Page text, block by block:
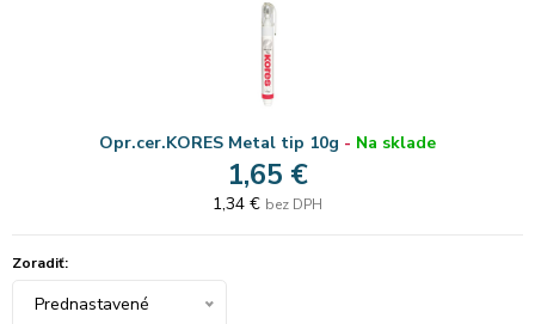
Opr.cer.KORES Metal tip 10g - Na sklade
1,65 €
1,34 € bez DPH
Zoradiť:
Prednastavené